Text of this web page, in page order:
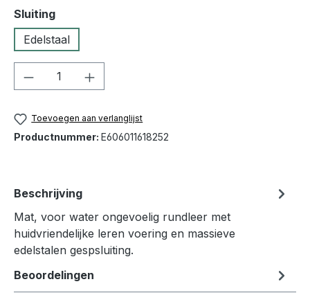
Selecteer
Sluiting
Edelstaal
Producthoeveelheid: Voer de
Toevoegen aan verlanglijst
Productnummer: E606011618252
Beschrijving
Mat, voor water ongevoelig rundleer met
huidvriendelijke leren voering en massieve
edelstalen gespsluiting.
Beoordelingen